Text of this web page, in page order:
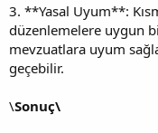
3. **Yasal Uyum**:
düzenlemelere uygun
mevzuatlara uyum
geçebilir.
\Sonuç\